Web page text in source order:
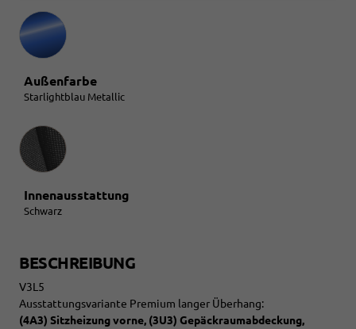
Außenfarbe
Starlightblau Metallic
Innenausstattung
Innenausstattung
Schwarz
BESCHREIBUNG
V3L5
Ausstattungsvariante Premium langer Überhang:
(4A3) Sitzheizung vorne, (3U3) Gepäckraumabdeckung,